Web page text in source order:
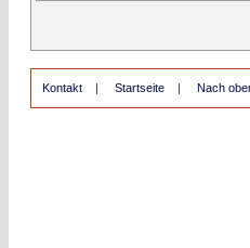
Kontakt | Startseite | Nach